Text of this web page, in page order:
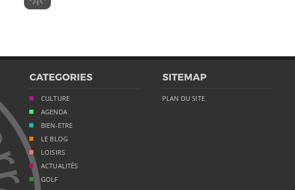
CULTURE
AGENDA
BIEN-ETRE
LE BLOG
LOISIRS
ACTUALITÉS
GOLF
PLAN DU SITE